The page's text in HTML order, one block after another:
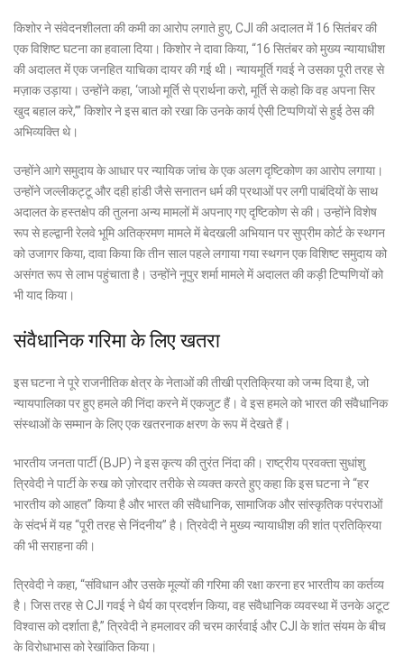
किशोर ने संवेदनशीलता की कमी का आरोप लगाते हुए, CJI की अदालत में 16 सितंबर की
एक विशिष्ट घटना का हवाला दिया। किशोर ने दावा किया, “16 सितंबर को मुख्य न्यायाधीश
की अदालत में एक जनहित याचिका दायर की गई थी। न्यायमूर्ति गवई ने उसका पूरी तरह से
मज़ाक उड़ाया। उन्होंने कहा, ‘जाओ मूर्ति से प्रार्थना करो, मूर्ति से कहो कि वह अपना सिर
खुद बहाल करे,’” किशोर ने इस बात को रखा कि उनके कार्य ऐसी टिप्पणियों से हुई ठेस की
अभिव्यक्ति थे।
उन्होंने आगे समुदाय के आधार पर न्यायिक जांच के एक अलग दृष्टिकोण का आरोप लगाया।
उन्होंनेजल्लीकट्टूऔरदही हांडीजैसे सनातन धर्म की प्रथाओं पर लगी पाबंदियों के साथ
अदालत के हस्तक्षेप की तुलना अन्य मामलों में अपनाए गए दृष्टिकोण से की। उन्होंने विशेष
रूप सेहल्द्वानी रेलवे भूमि अतिक्रमणमामले में बेदखली अभियान पर सुप्रीम कोर्ट के स्थगन
को उजागर किया, दावा किया कि तीन साल पहले लगाया गया स्थगन एक विशिष्ट समुदाय को
असंगत रूप से लाभ पहुंचाता है। उन्होंनेनूपुर शर्मामामले में अदालत की कड़ी टिप्पणियों को
भी याद किया।
संवैधानिक गरिमा के लिए खतरा
इस घटना ने पूरे राजनीतिक क्षेत्र के नेताओं की तीखी प्रतिक्रिया को जन्म दिया है, जो
न्यायपालिका पर हुए हमले की निंदा करने में एकजुट हैं। वे इस हमले को भारत की संवैधानिक
संस्थाओं के सम्मान के लिए एक खतरनाक क्षरण के रूप में देखते हैं।
भारतीय जनता पार्टी (BJP) ने इस कृत्य की तुरंत निंदा की। राष्ट्रीय प्रवक्तासुधांशु
त्रिवेदीने पार्टी के रुख को ज़ोरदार तरीके से व्यक्त करते हुए कहा कि इस घटना ने “हर
भारतीय को आहत” किया है और भारत की संवैधानिक, सामाजिक और सांस्कृतिक परंपराओं
के संदर्भ में यह “पूरी तरह से निंदनीय” है। त्रिवेदी ने मुख्य न्यायाधीश की शांत प्रतिक्रिया
की भी सराहना की।
त्रिवेदी ने कहा, “संविधान और उसके मूल्यों की गरिमा की रक्षा करना हर भारतीय का कर्तव्य
है। जिस तरह से CJI गवई ने धैर्य का प्रदर्शन किया, वह संवैधानिक व्यवस्था में उनके अटूट
विश्वास को दर्शाता है,” त्रिवेदी ने हमलावर की चरम कार्रवाई और CJI के शांत संयम के बीच
के विरोधाभास को रेखांकित किया।